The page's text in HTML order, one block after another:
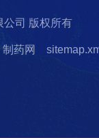
公司 版权所有
药网